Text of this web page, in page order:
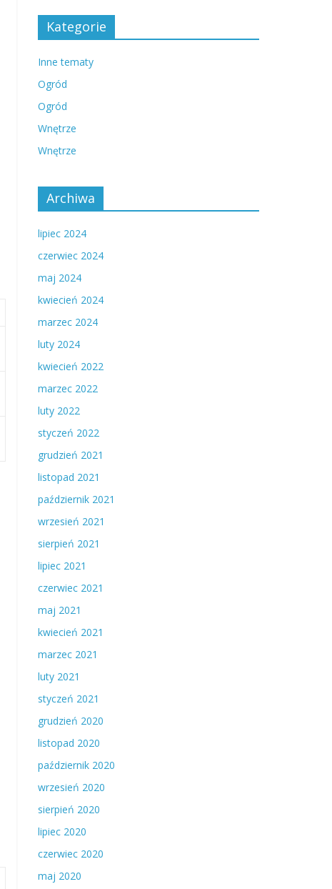
Kategorie
Inne tematy
Ogród
Ogród
Wnętrze
Wnętrze
Archiwa
lipiec 2024
czerwiec 2024
maj 2024
kwiecień 2024
marzec 2024
luty 2024
kwiecień 2022
marzec 2022
luty 2022
styczeń 2022
grudzień 2021
listopad 2021
październik 2021
wrzesień 2021
sierpień 2021
lipiec 2021
czerwiec 2021
maj 2021
kwiecień 2021
marzec 2021
luty 2021
styczeń 2021
grudzień 2020
listopad 2020
październik 2020
wrzesień 2020
sierpień 2020
lipiec 2020
czerwiec 2020
maj 2020